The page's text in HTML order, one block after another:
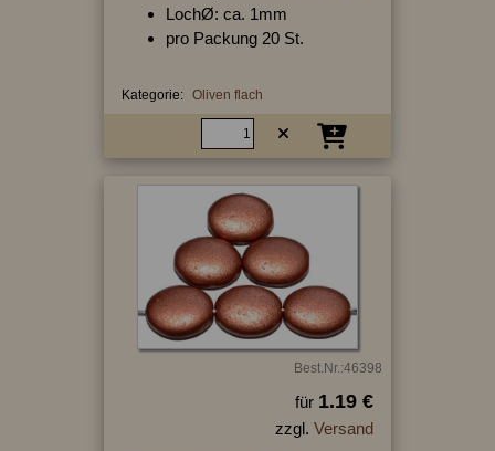
LochØ: ca. 1mm
pro Packung 20 St.
Kategorie: Oliven flach
Best.Nr.:46398
für 1.19 €
zzgl. Versand